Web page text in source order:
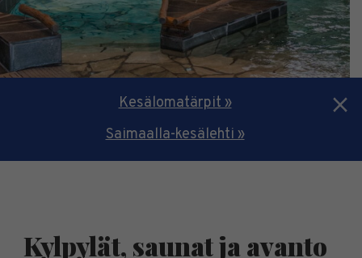
Kesälomatärpit »
Saimaalla-kesälehti »
Kylpylät, saunat ja avanto